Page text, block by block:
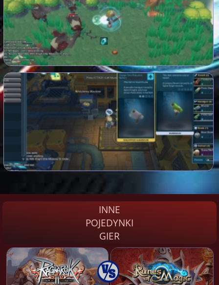
INNE
POJEDYNKI
GIER